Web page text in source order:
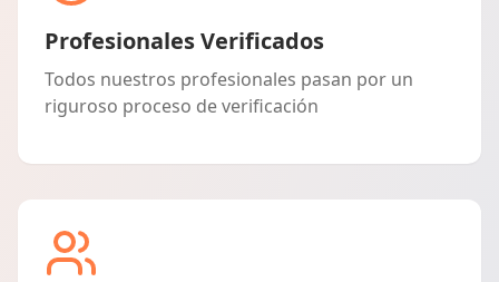
Profesionales Verificados
Todos nuestros profesionales pasan por un
riguroso proceso de verificación